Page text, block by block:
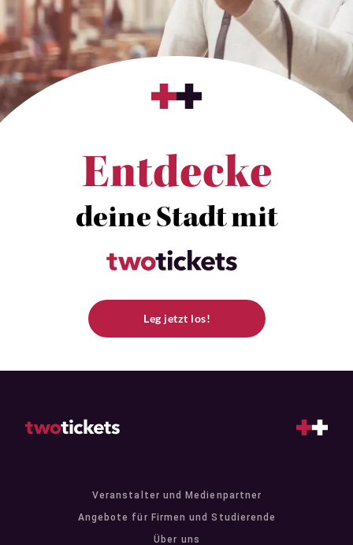
Entdecke
deine Stadt mit
Leg jetzt los!
Veranstalter und Medienpartner
Angebote für Firmen und Studierende
Über uns